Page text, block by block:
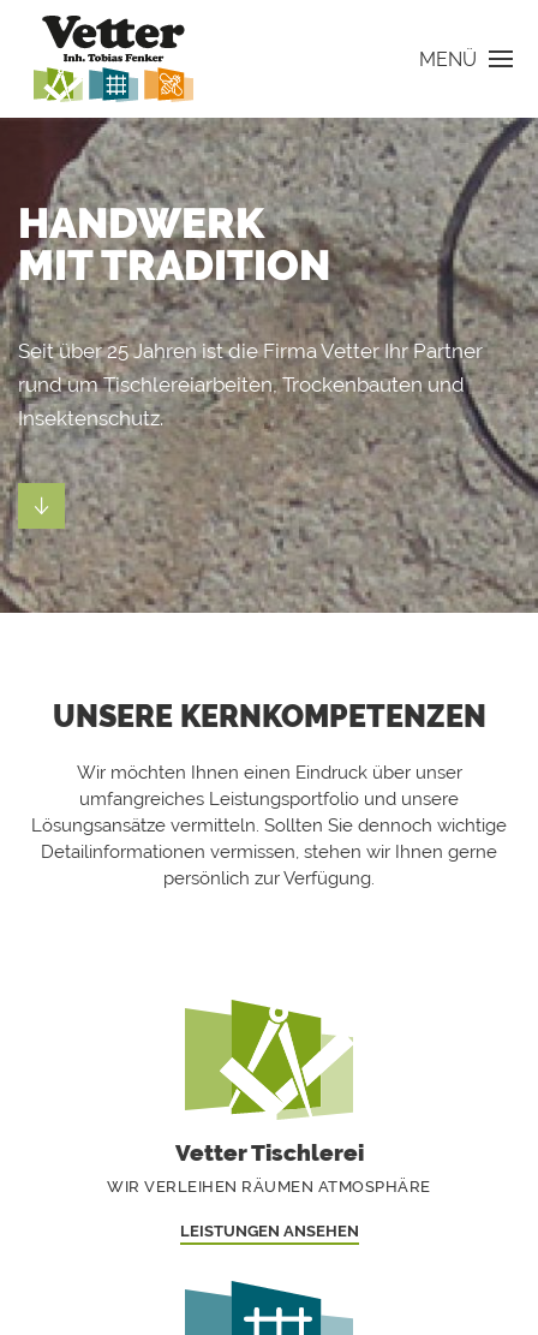
MENÜ
HANDWERK
MIT TRADITION
Seit über 25 Jahren ist die Firma Vetter Ihr Partner
rund um Tischlereiarbeiten, Trockenbauten und
Insektenschutz.
UNSERE KERNKOMPETENZEN
Wir möchten Ihnen einen Eindruck über unser
umfangreiches Leistungsportfolio und unsere
Lösungsansätze vermitteln. Sollten Sie dennoch wichtige
Detailinformationen vermissen, stehen wir Ihnen gerne
persönlich zur Verfügung.
Vetter Tischlerei
WIR VERLEIHEN RÄUMEN ATMOSPHÄRE
LEISTUNGEN ANSEHEN